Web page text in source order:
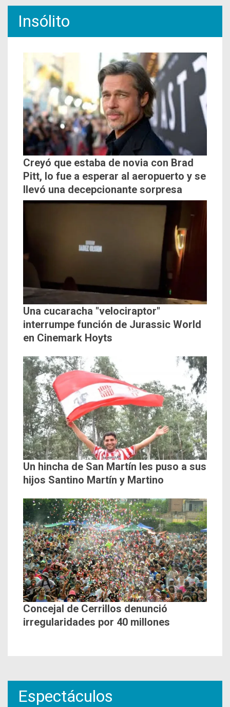
Insólito
Creyó que estaba de novia con Brad
Pitt, lo fue a esperar al aeropuerto y se
llevó una decepcionante sorpresa
Una cucaracha "velociraptor"
interrumpe función de Jurassic World
en Cinemark Hoyts
Un hincha de San Martín les puso a sus
hijos Santino Martín y Martino
Concejal de Cerrillos denunció
irregularidades por 40 millones
Espectáculos